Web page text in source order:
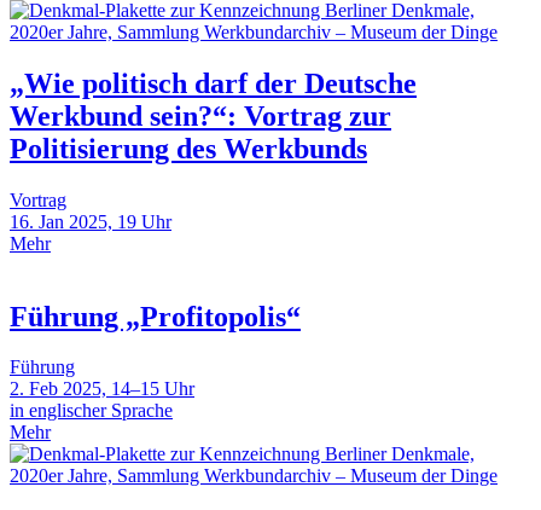
„Wie politisch darf der Deutsche
Werkbund sein?“: Vortrag zur
Politisierung des Werkbunds
Vortrag
16. Jan 2025, 19 Uhr
Mehr
Führung „Profitopolis“
Führung
2. Feb 2025, 14–15 Uhr
in englischer Sprache
Mehr